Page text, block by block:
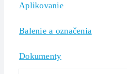
Aplikovanie
Balenie a označenia
Dokumenty